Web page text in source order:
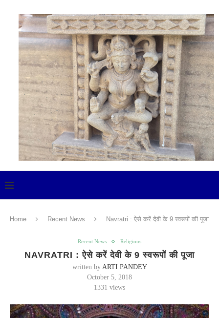
Home Recent News Navratri : ऐसे करें देवी के 9 स्वरूपों की पूजा
Recent News Religious
NAVRATRI : ऐसे करें देवी के 9 स्वरूपों की पूजा
written by ARTI PANDEY
October 5, 2018
1331 views